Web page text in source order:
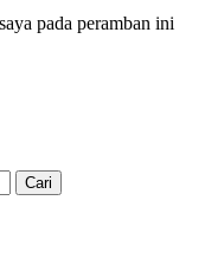
pada peramban ini